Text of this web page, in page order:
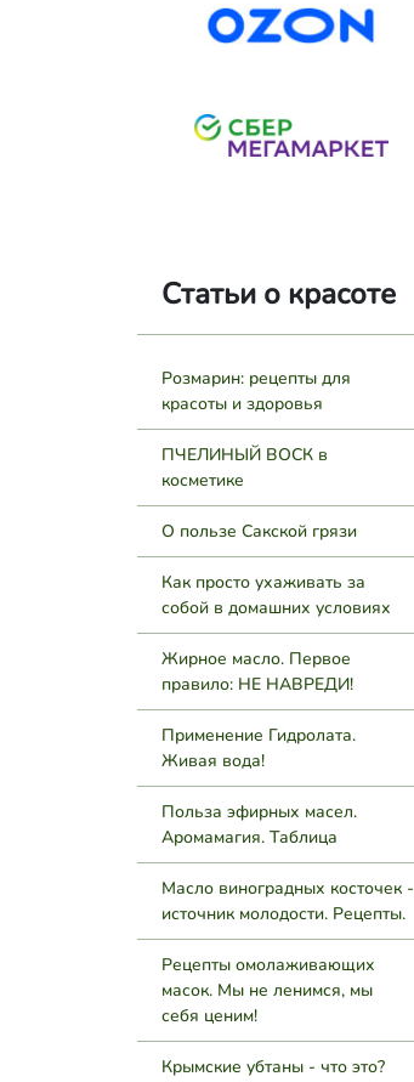
Статьи о красоте
Розмарин: рецепты для
красоты и здоровья
ПЧЕЛИНЫЙ ВОСК в
косметике
О пользе Сакской грязи
Как просто ухаживать за
собой в домашних условиях
Жирное масло. Первое
правило: НЕ НАВРЕДИ!
Применение Гидролата.
Живая вода!
Польза эфирных масел.
Аромамагия. Таблица
Масло виноградных косточек -
источник молодости. Рецепты.
Рецепты омолаживающих
масок. Мы не ленимся, мы
себя ценим!
Крымские убтаны - что это?